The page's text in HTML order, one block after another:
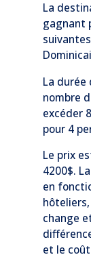
La
gagnant
La durée
nombre
excéder
pour 4
Le prix
4200$.
en
change
et le